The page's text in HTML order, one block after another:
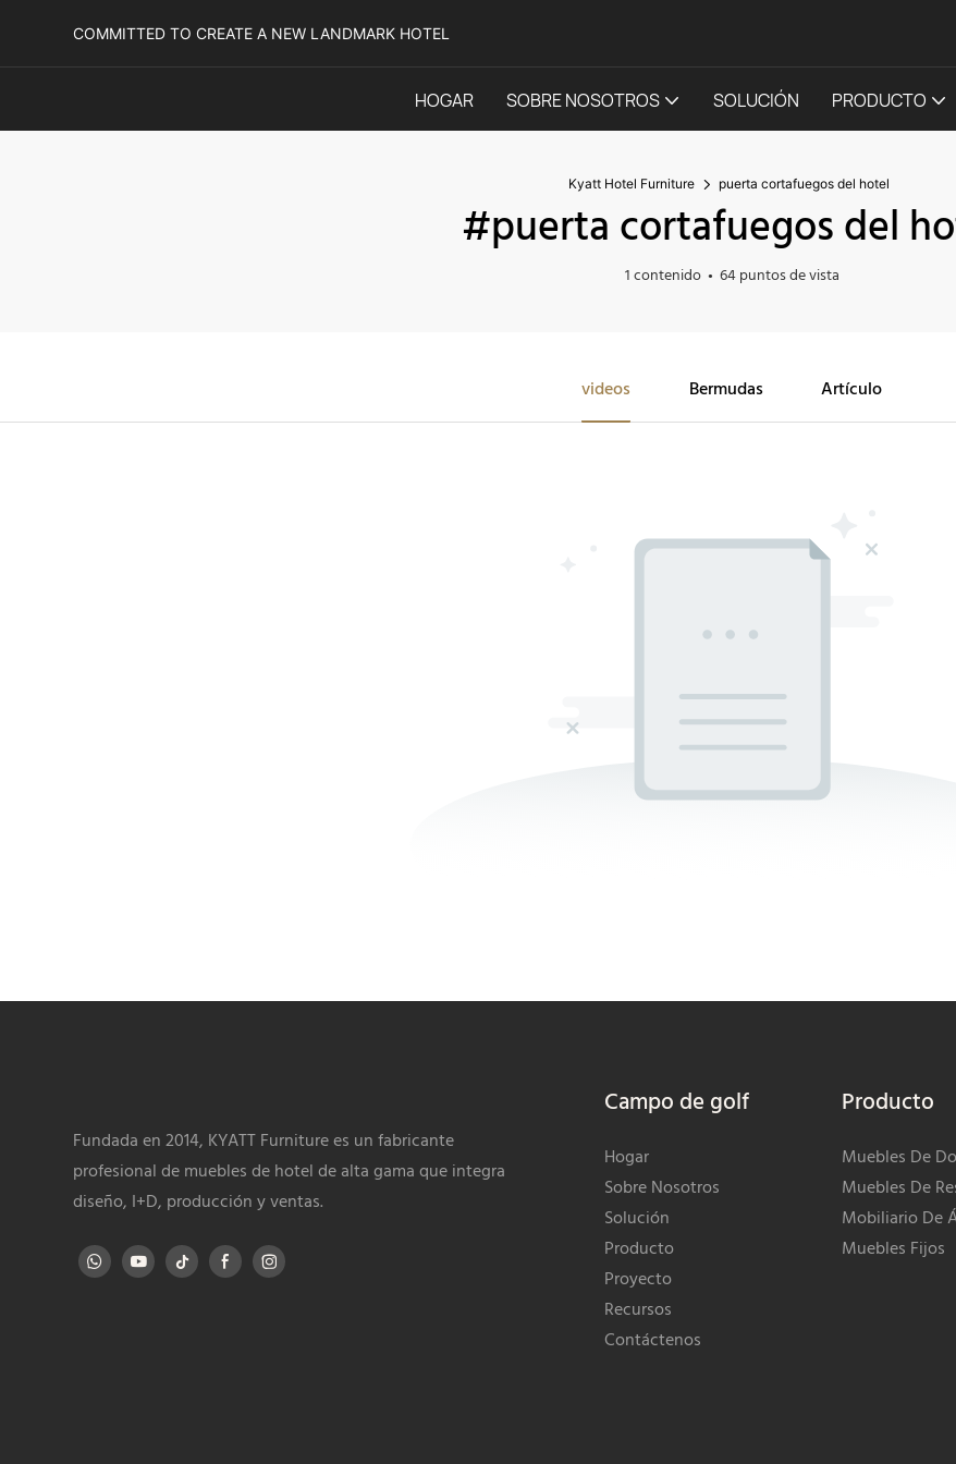
COMMITTED TO CREATE A NEW LANDMARK HOTEL
HOGAR SOBRE NOSOTROS SOLUCIÓN PRODUCTO
Kyatt Hotel Furniture puerta cortafuegos del hotel
#puerta cortafuegos del
1 contenido 64 puntos de vista
videos Bermudas Artículo
Fundada en 2014, KYATT Furniture es un fabricante
profesional de muebles de hotel de alta gama que integra
diseño, I+D, producción y ventas.
Campo de golf
Hogar
Sobre Nosotros
Solución
Producto
Proyecto
Recursos
Contáctenos
Producto
Muebles De
Muebles De
Mobiliario De
Muebles Fijos